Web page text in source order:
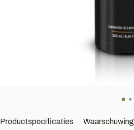
Productspecificaties Waarschuwing